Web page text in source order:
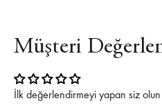
Müşteri
İlk değerlendirmeyi yapan siz olun